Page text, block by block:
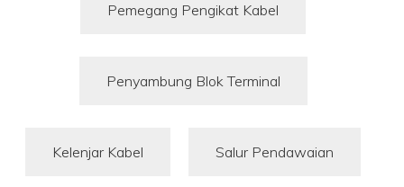
Pemegang Pengikat Kabel
Penyambung Blok Terminal
Kelenjar Kabel Salur Pendawaian